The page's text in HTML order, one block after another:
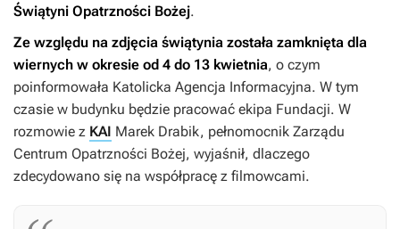
Świątyni Opatrzności Bożej.
Ze względu na zdjęcia świątynia została zamknięta dla
wiernych w okresie od 4 do 13 kwietnia, o czym
poinformowała Katolicka Agencja Informacyjna. W tym
czasie w budynku będzie pracować ekipa Fundacji. W
rozmowie z KAI Marek Drabik, pełnomocnik Zarządu
Centrum Opatrzności Bożej, wyjaśnił, dlaczego
zdecydowano się na współpracę z filmowcami.